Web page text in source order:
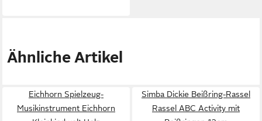
Ähnliche Artikel
Eichhorn Spielzeug-
Musikinstrument Eichhorn
Simba Dickie Beißring-Rassel
Rassel ABC Activity mit